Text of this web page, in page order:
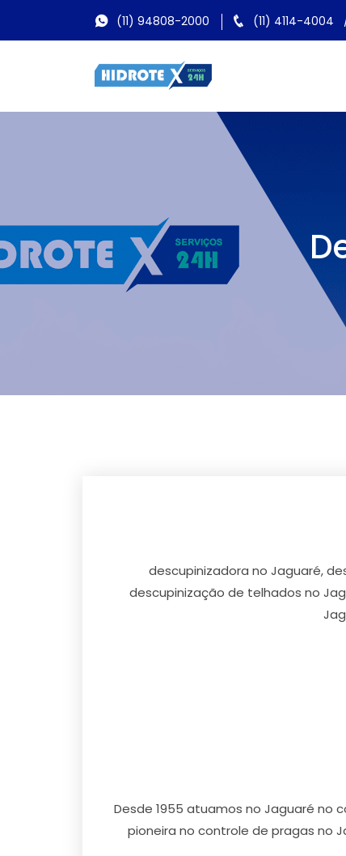
(11) 94808-2000 (11) 4114-4004
descupinizadora no Jaguaré,
descupinização de telhados no
Desde 1955 atuamos no Jaguaré no
pioneira no controle de pragas no